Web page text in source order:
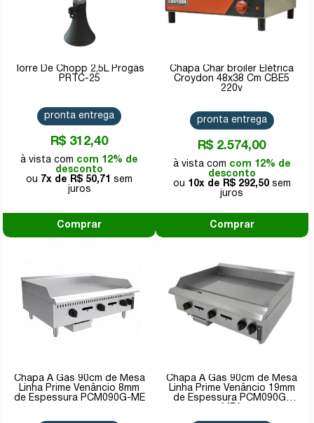
Torre De Chopp 2,5L Progás
PRTC-25
R$ 312,40
com 12% de
desconto
7x de
R$ 50,71
pronta entrega
Comprar
Chapa Char broiler Elétrica
Croydon 48x38 Cm CBE5
220v
R$ 2.574,00
com 12% de
desconto
10x de
R$ 292,50
pronta entrega
Comprar
Chapa A Gás 90cm de Mesa
Linha Prime Venâncio 8mm
de Espessura PCM090G-ME
Chapa A Gás 90cm de Mesa
Linha Prime Venâncio 19mm
de Espessura PCM090G-